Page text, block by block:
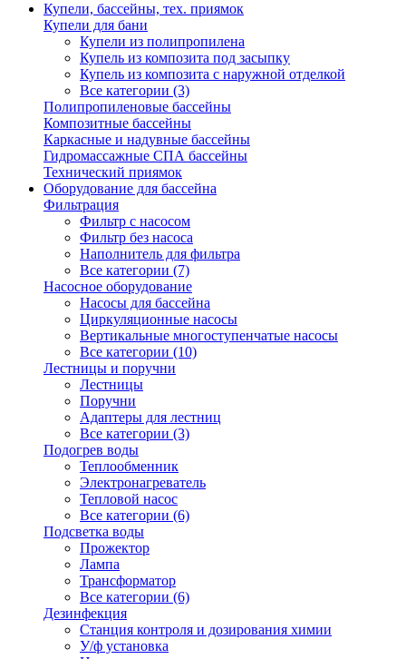
Купели, бассейны, тех. приямок
Купели для бани
Купели из полипропилена
Купель из композита под засыпку
Купель из композита с наружной отделкой
Все категории (3)
Полипропиленовые бассейны
Композитные бассейны
Каркасные и надувные бассейны
Гидромассажные СПА бассейны
Технический приямок
Оборудование для бассейна
Фильтрация
Фильтр с насосом
Фильтр без насоса
Наполнитель для фильтра
Все категории (7)
Насосное оборудование
Насосы для бассейна
Циркуляционные насосы
Вертикальные многоступенчатые насосы
Все категории (10)
Лестницы и поручни
Лестницы
Поручни
Адаптеры для лестниц
Все категории (3)
Подогрев воды
Теплообменник
Электронагреватель
Тепловой насос
Все категории (6)
Подсветка воды
Прожектор
Лампа
Трансформатор
Все категории (6)
Дезинфекция
Станция контроля и дозирования химии
У/ф установка